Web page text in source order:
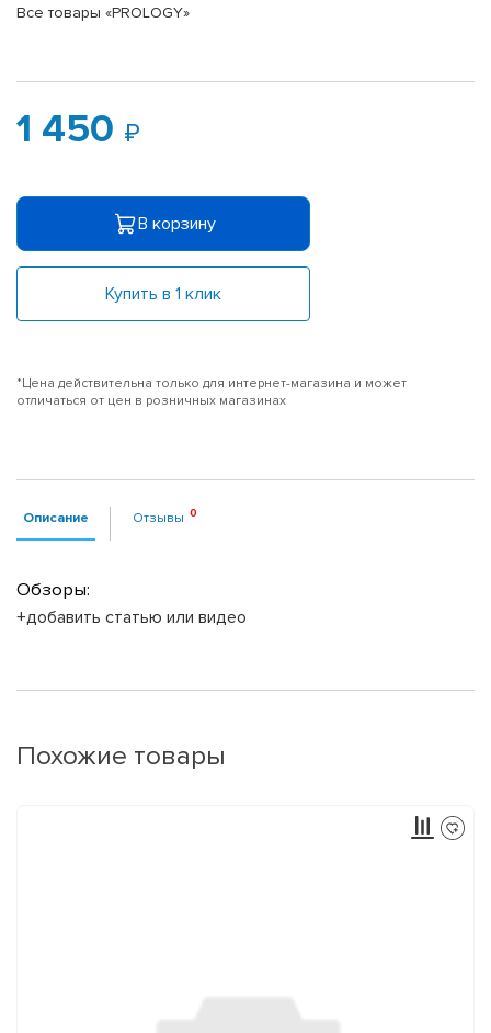
Все товары «PROLOGY»
1 450
В корзину
Купить в 1 клик
*Цена действительна только для интернет-магазина и может
отличаться от цен в розничных магазинах
Описание Отзывы
Обзоры:
+добавить статью или видео
Похожие товары